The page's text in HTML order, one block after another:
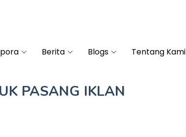
Berita Blogs Tentang Kami
PASANG IKLAN